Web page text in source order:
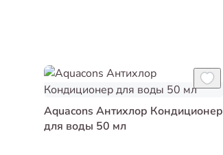
Aquacons Антихлор Кондиционер
для воды 50 мл